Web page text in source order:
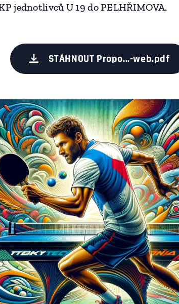
jednotlivců U 19 do PELHŘIMOVA.
STÁHNOUT Propo...-web.pdf